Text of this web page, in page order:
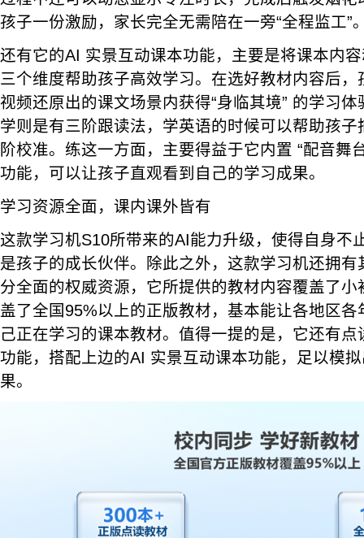
孩子一份激励，家长完全无需陪在一旁“全程监工”
还有它的AI 实景互动课本功能，主要是将课本内
三个维度帮助孩子高效学习。在选好教材内容后
视频还原出的课文场景内获得“身临其境” 的学习
学则是有三阶跟读法，学英语的时候可以帮助孩
阶校准。练这一方面，主要得益于它内置 “配音舞
功能，可以让孩子直观看到自己的学习成果。
学习资源全面，课内课外皆有
这款学习机S10所带来的AI能力升级，使得自身不
是孩子的成长伙伴。除此之外，这款学习机还拥
分全面的权威资源，它所提供的教材内容覆盖了
盖了全国95%以上的正版教材，基本能让各地区
己正在学习的课本教材。值得一提的是，它还有
功能，搭配上边的AI 实景互动课本功能，足以模
果。